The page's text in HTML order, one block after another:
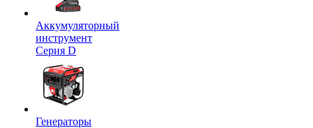
Аккумуляторный
инструмент
Серия D
Генераторы